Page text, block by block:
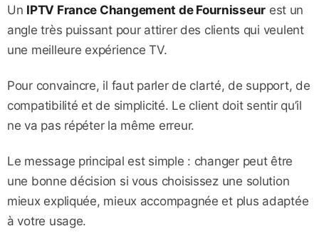
Un IPTV France Changement de Fournisseur est un
angle très puissant pour attirer des clients qui veulent
une meilleure expérience TV.
Pour convaincre, il faut parler de clarté, de support, de
compatibilité et de simplicité. Le client doit sentir qu’il
ne va pas répéter la même erreur.
Le message principal est simple : changer peut être
une bonne décision si vous choisissez une solution
mieux expliquée, mieux accompagnée et plus adaptée
à votre usage.